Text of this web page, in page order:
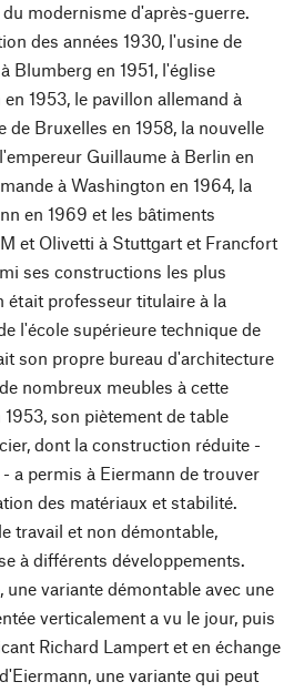
modernisme d'après-guerre.
des années 1930, l'usine de
Blumberg en 1951, l'église
1953, le pavillon allemand à
de Bruxelles en 1958, la nouvelle
Guillaume à Berlin en
à Washington en 1964, la
en 1969 et les bâtiments
et Olivetti à Stuttgart et Francfort
ses constructions les plus
était professeur titulaire à la
l'école supérieure technique de
son propre bureau d'architecture
nombreux meubles à cette
son piètement de table
dont la construction réduite -
a permis à Eiermann de trouver
des matériaux et stabilité.
travail et non démontable,
à différents développements.
une variante démontable avec une
verticalement a vu le jour, puis
Richard Lampert et en échange
une variante qui peut